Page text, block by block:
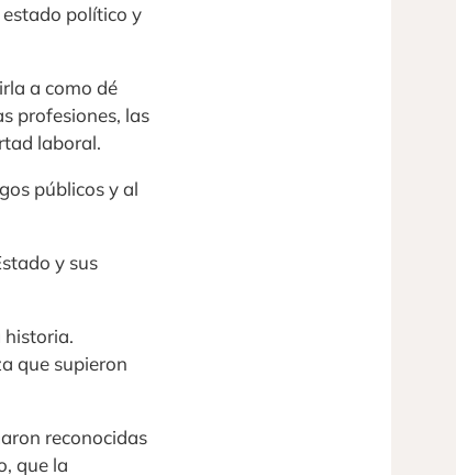
estado político y
a como dé
profesiones, las
laboral.
públicos y al
y sus
historia.
que supieron
reconocidas
que la